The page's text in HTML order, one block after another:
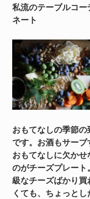
私流のテーブルコー
ネート
おもてなしの季節の
です。お酒もサーブ
おもてなしに欠かせ
のがチーズプレート
級なチーズばかり買
くても、ちょっとし